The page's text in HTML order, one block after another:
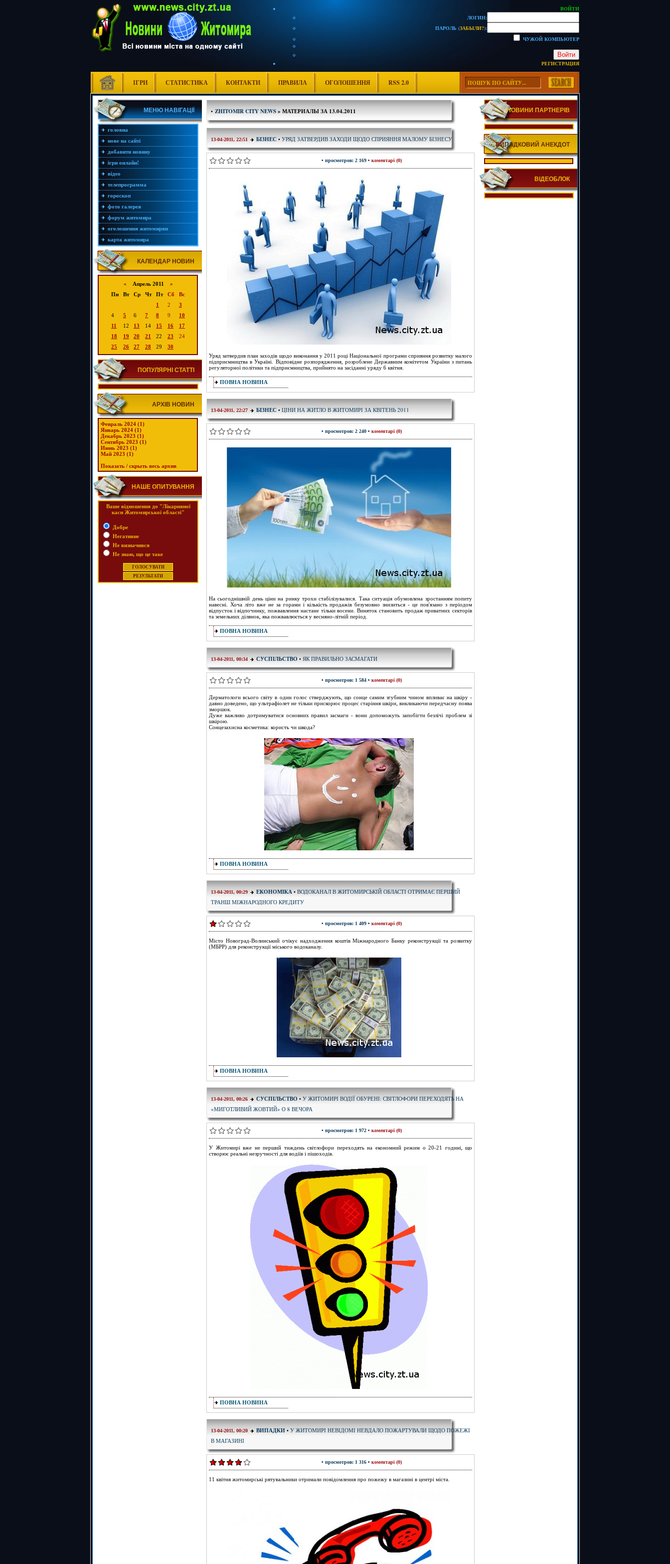
ВОЙТИ
ЛОГИН:
ПАРОЛЬ (ЗАБЫЛИ?):
ЧУЖОЙ КОМПЬЮТЕР
Войти
РЕГИСТРАЦИЯ
ІГРИ СТАТИСТИКА КОНТАКТИ ПРАВИЛА ОГОЛОШЕННЯ RSS 2.0
МЕНЮ НАВІГАЦІЇ
головна
нове на сайті
добавити новину
ігри онлайн!
відео
телепрограмма
гороскоп
фото галерея
форум житомира
оголошення житомирян
карта житомира
КАЛЕНДАР НОВИН
« Апрель 2011 »
Пн
Вт Ср Чт Пт Сб
Вс
1
2
3
4
5 6 7 8 9
10
11
12 13 14 15 16
17
18
19 20 21 22 23
24
25
26 27 28 29 30
ПОПУЛЯРНІ СТАТТІ
АРХІВ НОВИН
Февраль 2024 (1)
Январь 2024 (1)
Декабрь 2023 (1)
Сентябрь 2023 (1)
Июнь 2023 (1)
Май 2023 (1)
Показать / скрыть весь архив
НАШЕ ОПИТУВАННЯ
Ваше відношення до "Лікарняної
каси Житомирської області"
Добре
Негативне
Не визначився
Не знаю, що це таке
• ZHITOMIR CITY NEWS» МАТЕРИАЛЫ ЗА 13.04.2011
13-04-2011, 22:51 БІЗНЕС • УРЯД ЗАТВЕРДИВ ЗАХОДИ ЩОДО СПРИЯННЯ МАЛОМУ БІЗНЕСУ
• просмотров: 2 169 • коментарі (0)
Уряд затвердив план заходів щодо виконання у 2011 році Національної програми сприяння розвитку малого
підприємництва в Україні. Відповідне розпорядження, розроблене Державним комітетом України з питань
регуляторної політики та підприємництва, прийнято на засіданні уряду 6 квітня.
ПОВНА НОВИНА
13-04-2011, 22:27 БІЗНЕС • ЦІНИ НА ЖИТЛО В ЖИТОМИРІ ЗА КВІТЕНЬ 2011
• просмотров: 2 240 • коментарі (0)
На сьогоднішній день ціни на ринку трохи стабілізувалися. Така ситуація обумовлена ​​зростанням попиту
навесні. Хоча літо вже не за горами і кількість продажів безумовно знизиться - це пов'язано з періодом
відпусток і відпочинку, пожвавлення настане тільки восени. Виняток становить продаж приватних секторів
та земельних ділянок, яка пожвавлюється у весняно-літній період.
ПОВНА НОВИНА
13-04-2011, 00:34 СУСПІЛЬСТВО • ЯК ПРАВИЛЬНО ЗАСМАГАТИ
• просмотров: 1 584 • коментарі (0)
Дерматологи всього світу в один голос стверджують, що сонце самим згубним чином впливає на шкіру -
давно доведено, що ультрафіолет не тільки прискорює процес старіння шкіри, викликаючи передчасну поява
зморшок.
Дуже важливо дотримуватися основних правил засмаги - вони допоможуть запобігти безлічі проблем зі
шкірою.
Сонцезахисна косметика: користь чи шкода?
ПОВНА НОВИНА
13-04-2011, 00:29 ЕКОНОМІКА • ВОДОКАНАЛ В ЖИТОМИРСЬКІЙ ОБЛАСТІ ОТРИМАЄ ПЕРШИЙ
ТРАНШ МІЖНАРОДНОГО КРЕДИТУ
• просмотров: 1 409 • коментарі (0)
Місто Новоград-Волинський очікує надходження коштів Міжнародного Банку реконструкції та розвитку
(МБРР) для реконструкції міського водоканалу.
ПОВНА НОВИНА
13-04-2011, 00:26 СУСПІЛЬСТВО • У ЖИТОМИРІ ВОДІЇ ОБУРЕНІ: СВІТЛОФОРИ ПЕРЕХОДЯТЬ НА
«МИГОТЛИВИЙ ЖОВТИЙ» О 8 ВЕЧОРА
• просмотров: 1 972 • коментарі (0)
У Житомирі вже не перший тиждень світлофори переходять на економний режим о 20-21 годині, що
створює реальні незручності для водіїв і пішоходів.
ПОВНА НОВИНА
13-04-2011, 00:20 ВИПАДКИ • У ЖИТОМИРІ НЕВІДОМІ НЕВДАЛО ПОЖАРТУВАЛИ ЩОДО ПОЖЕЖІ
В МАГАЗИНІ
• просмотров: 1 316 • коментарі (0)
11 квітня житомирські рятувальники отримали повідомлення про пожежу в магазині в центрі міста.
НОВИНИ ПАРТНЕРІВ
ВИПАДКОВИЙ АНЕКДОТ
ВІДЕОБЛОК